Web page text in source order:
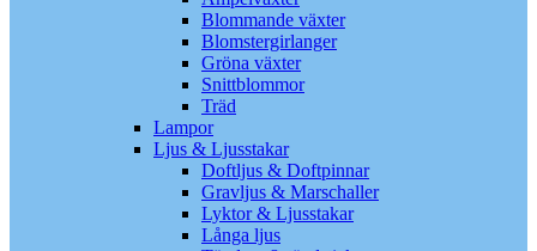
Blommande växter
Blomstergirlanger
Gröna växter
Snittblommor
Träd
Lampor
Ljus & Ljusstakar
Doftljus & Doftpinnar
Gravljus & Marschaller
Lyktor & Ljusstakar
Långa ljus